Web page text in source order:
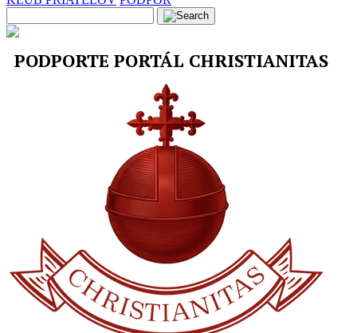
PODPORTE PORTÁL CHRISTIANITAS